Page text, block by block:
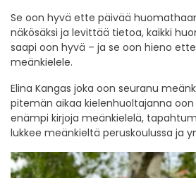
Se oon hyvä ette päivää
näkösäksi ja levittää tietoa, kaikki
saapi oon hyvä – ja se oon hieno
meänkielele.
Elina Kangas joka oon seuranu
pitemän aikaa kielenhuoltajanna
enämpi kirjoja meänkielelä,
lukkee meänkieltä peruskoulussa ja